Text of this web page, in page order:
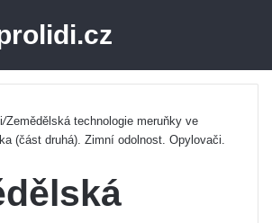
/Zemědělská technologie meruňky ve
(část druhá). Zimní odolnost. Opylovači.